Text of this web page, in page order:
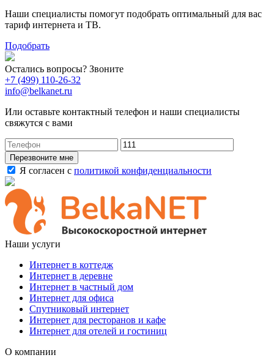
Наши специалисты помогут подобрать оптимальный для вас
тариф интернета и ТВ.
Подобрать
Остались вопросы? Звоните
+7 (499) 110-26-32
info@belkanet.ru
Или оставьте контактный телефон и наши специалисты
свяжутся с вами
Перезвоните мне
Я согласен с политикой конфиденциальности
Наши услуги
Интернет в коттедж
Интернет в деревне
Интернет в частный дом
Интернет для офиса
Спутниковый интернет
Интернет для ресторанов и кафе
Интернет для отелей и гостиниц
О компании